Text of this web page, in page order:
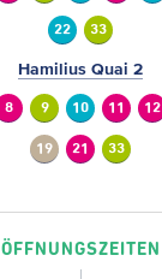
22 33
Hamilius Quai 2
8 9 10 11 12
19 21 33
ÖFFNUNGSZEITEN